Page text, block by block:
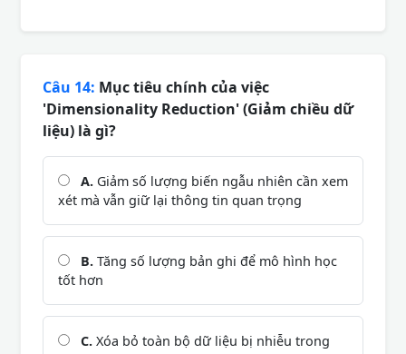
Câu 14: Mục tiêu chính của việc
'Dimensionality Reduction' (Giảm chiều dữ
liệu) là gì?
A. Giảm số lượng biến ngẫu nhiên cần xem
xét mà vẫn giữ lại thông tin quan trọng
B. Tăng số lượng bản ghi để mô hình học
tốt hơn
C. Xóa bỏ toàn bộ dữ liệu bị nhiễu trong